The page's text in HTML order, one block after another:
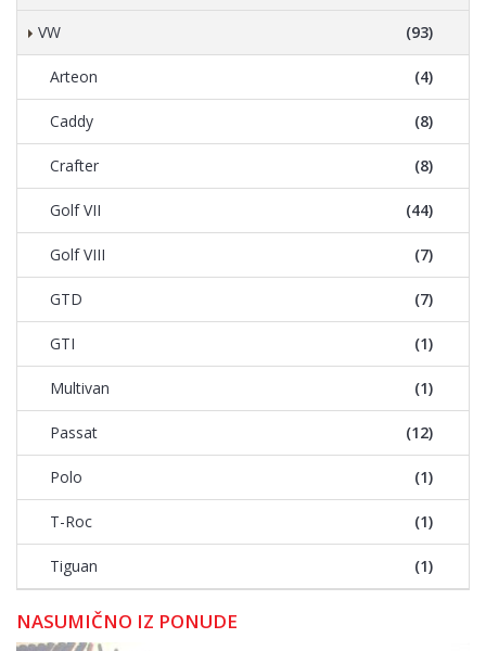
VW (93)
Arteon (4)
Caddy (8)
Crafter (8)
Golf VII (44)
Golf VIII (7)
GTD (7)
GTI (1)
Multivan (1)
Passat (12)
Polo (1)
T-Roc (1)
Tiguan (1)
NASUMIČNO IZ PONUDE